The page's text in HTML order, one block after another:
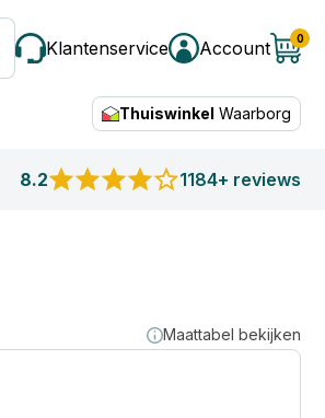
Klantenservice Account 0
Thuiswinkel Waarborg
8.2 1184+ reviews
Maattabel bekijken